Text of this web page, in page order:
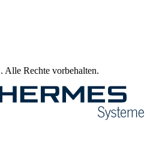
Rechte vorbehalten.